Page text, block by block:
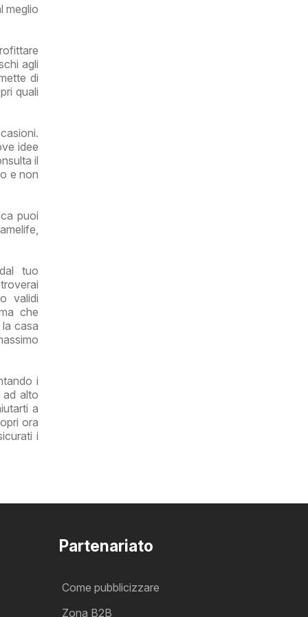
meglio
agli
di
quali
idee
il
e non
puoi
tuo
validi
che
casa
i
alto
a
ora
i
Partenariato
Come pubblicizzare
Zona B2B